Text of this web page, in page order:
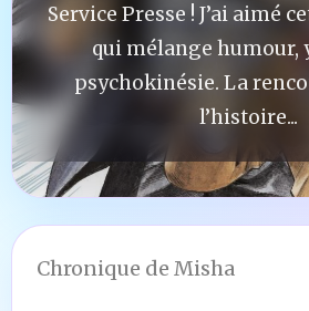
Service Presse ! J’ai aimé
qui mélange humour,
psychokinésie. La
l’histoire...
Chronique de Misha